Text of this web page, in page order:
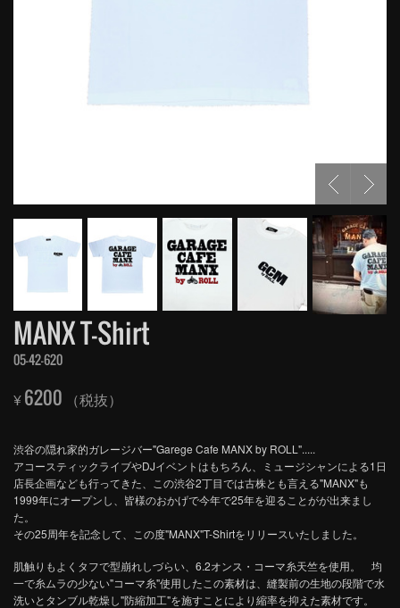
MANX T-Shirt
05-42-620
¥6200 （税抜）
渋谷の隠れ家的ガレージバー"Garege Cafe MANX by ROLL".....
アコースティックライブやDJイベントはもちろん、ミュージシャンによる1日
店長企画なども行ってきた、この渋谷2丁目では古株とも言える"MANX"も
1999年にオープンし、皆様のおかげで今年で25年を迎ることがが出来まし
た。
その25周年を記念して、この度"MANX"T-Shirtをリリースいたしました。
肌触りもよくタフで型崩れしづらい、6.2オンス・コーマ糸天竺を使用。 均
一で糸ムラの少ない"コーマ糸"使用したこの素材は、縫製前の生地の段階で水
洗いとタンブル乾燥し"防縮加工"を施すことにより縮率を抑えた素材です。